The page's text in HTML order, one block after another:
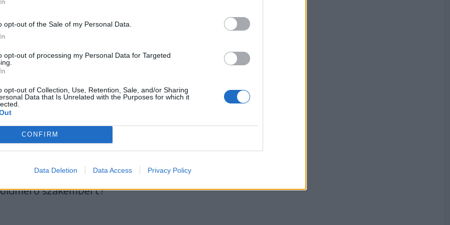
opt-out of the Sale of my Personal Data.
opt-out of processing my Personal Data for Targeted
opt-out of Collection, Use, Retention, Sale, and/or Sharing
Data that Is Unrelated with the Purposes for which it
CONFIRM
Data Deletion Data Access Privacy Policy
földhelyzettel foglalkozó
formában jelent meg (a bővített
olvasható), így azok, akik csak a papír-
dolgot nem tudhattak meg: pl., hogy a
lehet letenni, amíg nem fejeződött be a
egy darab szabad terület. Nem értem,
nélkül a Földtulajdont Visszaállító
beazonosítani és kimérni, ki fogja a
ha nem a régi helyén szolgáltatják
szakembert?